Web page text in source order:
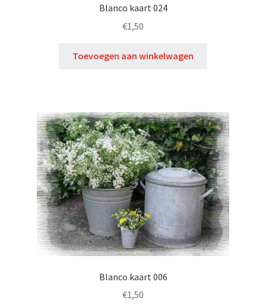
Blanco kaart 024
€1,50
Toevoegen aan winkelwagen
Blanco kaart 006
€1,50